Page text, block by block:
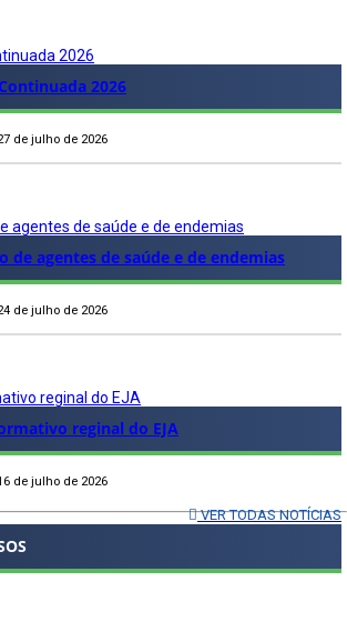
2026
2026
de julho de 2026
agentes de saúde e de endemias
de agentes de saúde e de endemias
de julho de 2026
reginal do EJA
reginal do EJA
de julho de 2026
VER TODAS NOTÍCIAS